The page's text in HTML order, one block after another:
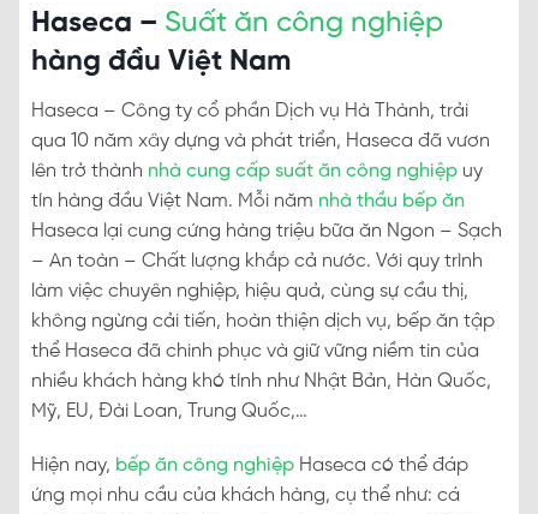
Haseca – Suất ăn công nghiệp
hàng đầu Việt Nam
Haseca – Công ty cổ phần Dịch vụ Hà Thành, trải
qua 10 năm xây dựng và phát triển, Haseca đã vươn
lên trở thành nhà cung cấp suất ăn công nghiệp uy
tín hàng đầu Việt Nam. Mỗi năm nhà thầu bếp ăn
Haseca lại cung cứng hàng triệu bữa ăn Ngon – Sạch
– An toàn – Chất lượng khắp cả nước. Với quy trình
làm việc chuyên nghiệp, hiệu quả, cùng sự cầu thị,
không ngừng cải tiến, hoàn thiện dịch vụ, bếp ăn tập
thể Haseca đã chinh phục và giữ vững niềm tin của
nhiều khách hàng khó tính như Nhật Bản, Hàn Quốc,
Mỹ, EU, Đài Loan, Trung Quốc,…
Hiện nay, bếp ăn công nghiệp Haseca có thể đáp
ứng mọi nhu cầu của khách hàng, cụ thể như: cá